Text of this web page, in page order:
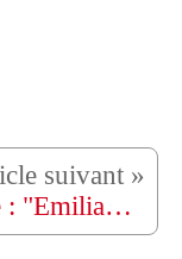
L'Équipe enqûete : "Emiliano Sala, les secrets d'un destin brisé"